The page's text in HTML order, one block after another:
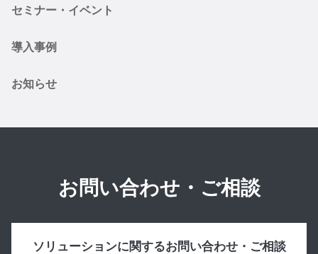
セミナー・イベント
導入事例
お知らせ
お問い合わせ・ご相談
ソリューションに関するお問い合わせ・ご相談